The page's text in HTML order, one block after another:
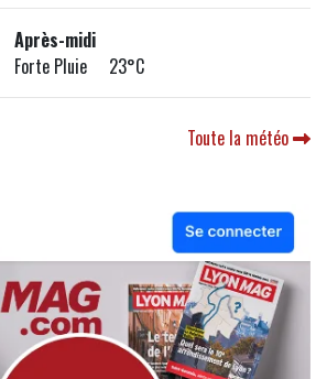
Après-midi
Forte Pluie 23°C
Toute la météo